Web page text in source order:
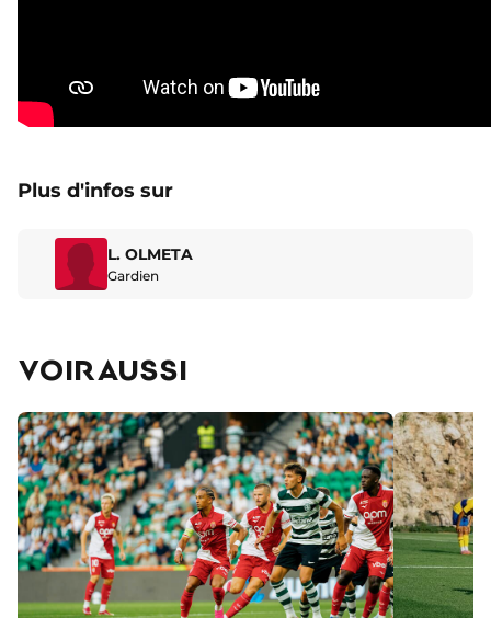
Plus d'infos sur
L. OLMETA
Gardien
VOIR AUSSI